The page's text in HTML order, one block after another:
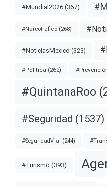
#Mundial2026 (367)
#Narcotráfico (268)
#NoticiasMexico (323)
#Política (262)
#QuintanaRoo
#Seguridad (1537)
#SeguridadVial (244)
#Turismo (393)